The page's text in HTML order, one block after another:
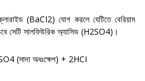
(BaCI2)যোগ করলে যেটিতে বেরিয়াম
সেটি সালফিউরিক অ্যাসিড (H2SO4) ।
(সাদা অধঃক্ষেপ) + 2HCI